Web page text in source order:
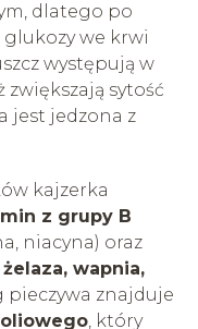
dlatego po
we krwi
występują w
zwiększają sytość
jest jedzona z
kajzerka
z grupy B
niacyna) oraz
żelaza, wapnia,
pieczywa znajduje
, który